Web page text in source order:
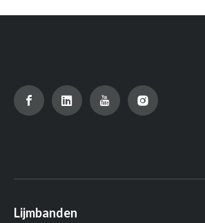
Lijmbanden